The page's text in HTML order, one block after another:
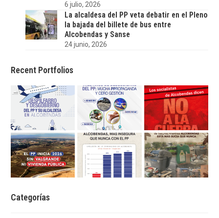
6 julio, 2026
La alcaldesa del PP veta debatir en el Pleno
la bajada del billete de bus entre
Alcobendas y Sanse
24 junio, 2026
Recent Portfolios
Categorías